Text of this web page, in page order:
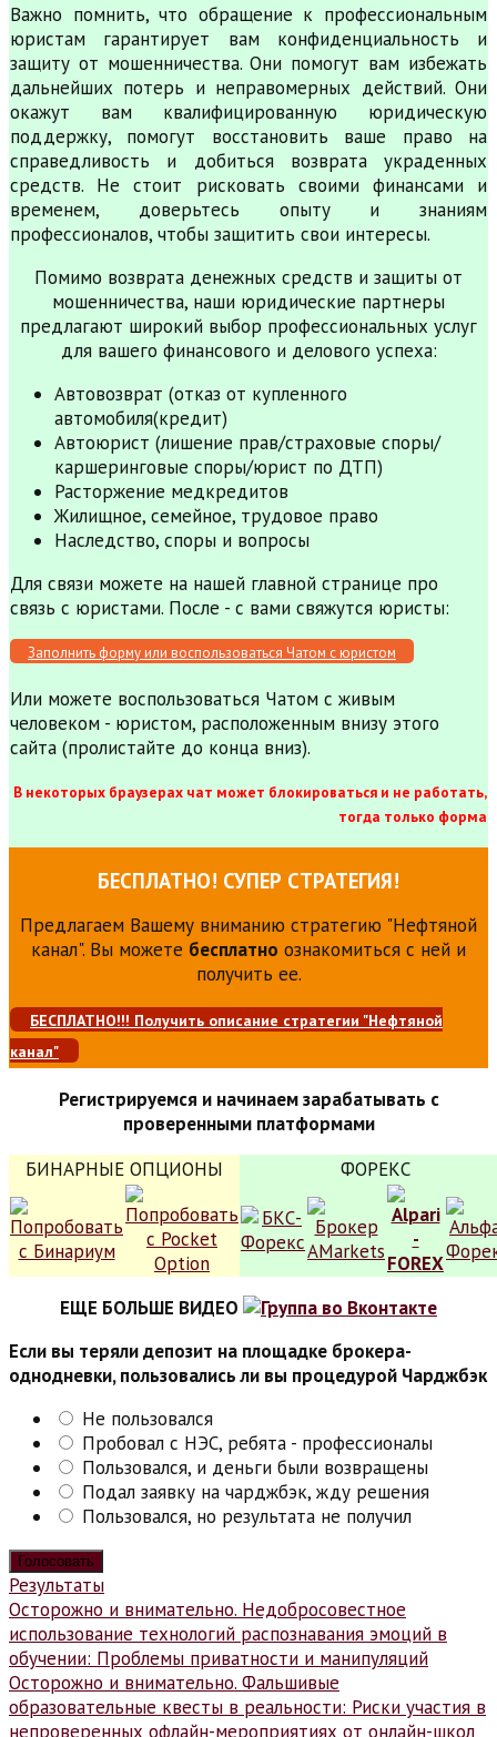
Важно помнить, что обращение к профессиональным
юристам гарантирует вам конфиденциальность и
защиту от мошенничества. Они помогут вам избежать
дальнейших потерь и неправомерных действий. Они
окажут вам квалифицированную юридическую
поддержку, помогут восстановить ваше право на
справедливость и добиться возврата украденных
средств. Не стоит рисковать своими финансами и
временем, доверьтесь опыту и знаниям
профессионалов, чтобы защитить свои интересы.
Помимо возврата денежных средств и защиты от
мошенничества, наши юридические партнеры
предлагают широкий выбор профессиональных услуг
для вашего финансового и делового успеха:
Автовозврат (отказ от купленного
автомобиля(кредит)
Автоюрист (лишение прав/страховые споры/
каршеринговые споры/юрист по ДТП)
Расторжение медкредитов
Жилищное, семейное, трудовое право
Наследство, споры и вопросы
Для связи можете на нашей главной странице про
связь с юристами. После - с вами свяжутся юристы:
Заполнить форму или воспользоваться Чатом с юристом
Или можете воспользоваться Чатом с живым
человеком - юристом, расположенным внизу этого
сайта (пролистайте до конца вниз).
В некоторых браузерах чат может блокироваться и не работать,
тогда только форма
БЕСПЛАТНО! СУПЕР СТРАТЕГИЯ!
Предлагаем Вашему вниманию стратегию "Нефтяной
канал". Вы можете бесплатно ознакомиться с ней и
получить ее.
БЕСПЛАТНО!!! Получить описание стратегии "Нефтяной
канал"
Регистрируемся и начинаем зарабатывать с
проверенными платформами
БИНАРНЫЕ ОПЦИОНЫ
ФОРЕКС
ЕЩЕ БОЛЬШЕ ВИДЕО
Если вы теряли депозит на площадке брокера-
однодневки, пользовались ли вы процедурой Чарджбэк
Не пользовался
Пробовал с НЭС, ребята - профессионалы
Пользовался, и деньги были возвращены
Подал заявку на чарджбэк, жду решения
Пользовался, но результата не получил
Результаты
Навигация
по
записям
Осторожно и внимательно. Недобросовестное
использование технологий распознавания эмоций в
обучении: Проблемы приватности и манипуляций
Осторожно и внимательно. Фальшивые
образовательные квесты в реальности: Риски участия в
непроверенных офлайн-мероприятиях от онлайн-школ